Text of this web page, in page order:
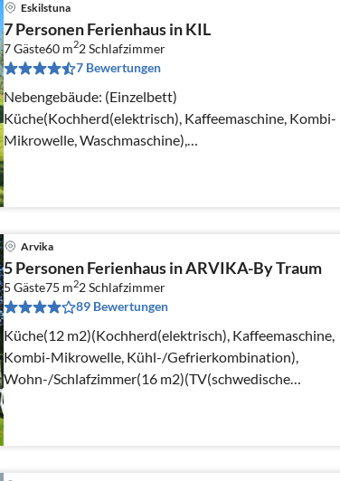
Eskilstuna
7 Personen Ferienhaus in KIL
7 Gäste60 m22Schlafzimmer
7 Bewertungen
Nebengebäude: (Einzelbett)
Küche(Kochherd(elektrisch), Kaffeemaschine, Kombi-
Mikrowelle, Waschmaschine),
Wohn-/Schlafzimmer(Doppelklappbett , Kaminofen),
Schlafzimmer(Doppelbett)
Arvika
5 Personen Ferienhaus in ARVIKA-By Traum
5 Gäste75 m22Schlafzimmer
89 Bewertungen
Küche(12 m2)(Kochherd(elektrisch), Kaffeemaschine,
Kombi-Mikrowelle, Kühl-/Gefrierkombination),
Wohn-/Schlafzimmer(16 m2)(TV(schwedische
Fernsehsender), Radio, CD-Spieler)